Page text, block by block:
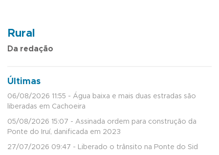
Rural
Da redação
Últimas
06/08/2026 11:55 - Água baixa e mais duas estradas são
liberadas em Cachoeira
05/08/2026 15:07 - Assinada ordem para construção da
Ponte do Iruí, danificada em 2023
27/07/2026 09:47 - Liberado o trânsito na Ponte do Sid